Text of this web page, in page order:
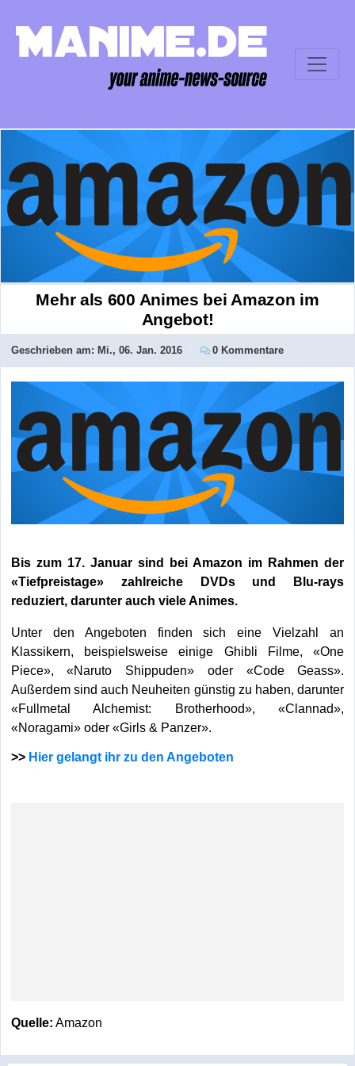
Mehr als 600 Animes bei Amazon im
Angebot!
Geschrieben am: Mi., 06. Jan. 2016 0 Kommentare
Bis zum 17. Januar sind bei Amazon im Rahmen der
«Tiefpreistage» zahlreiche DVDs und Blu-rays
reduziert, darunter auch viele Animes.
Unter den Angeboten finden sich eine Vielzahl an
Klassikern, beispielsweise einige Ghibli Filme, «One
Piece», «Naruto Shippuden» oder «Code Geass».
Außerdem sind auch Neuheiten günstig zu haben, darunter
«Fullmetal Alchemist: Brotherhood», «Clannad»,
«Noragami» oder «Girls & Panzer».
>> Hier gelangt ihr zu den Angeboten
Quelle: Amazon